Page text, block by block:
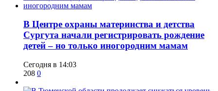
​В Центре охраны материнства и детства
Сургута начали регистрировать рождение
детей – но только иногородним мамам
Сегодня в 14:03
208 0